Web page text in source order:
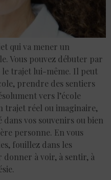
qui va mener un
Vous pouvez débuter par
trajet lui-même. Il peut
prendre des sentiers
vers l’école
trajet réel ou imaginaire,
vos souvenirs ou bien
personne. En vous
fouillez dans les
à voir, à sentir, à